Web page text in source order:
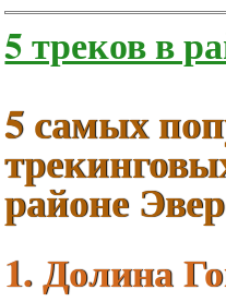
5 треков в
5 самых
районе
1. Долина